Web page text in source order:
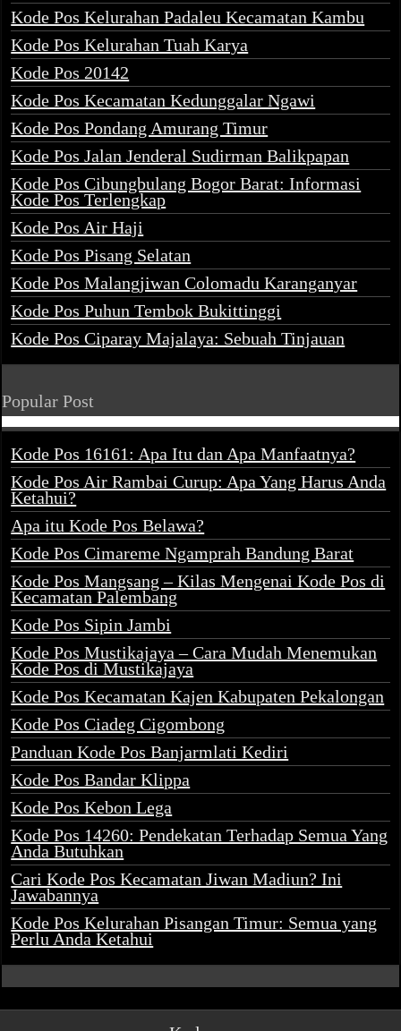
Kode Pos Kelurahan Padaleu Kecamatan Kambu
Kode Pos Kelurahan Tuah Karya
Kode Pos 20142
Kode Pos Kecamatan Kedunggalar Ngawi
Kode Pos Pondang Amurang Timur
Kode Pos Jalan Jenderal Sudirman Balikpapan
Kode Pos Cibungbulang Bogor Barat: Informasi
Kode Pos Terlengkap
Kode Pos Air Haji
Kode Pos Pisang Selatan
Kode Pos Malangjiwan Colomadu Karanganyar
Kode Pos Puhun Tembok Bukittinggi
Kode Pos Ciparay Majalaya: Sebuah Tinjauan
Popular Post
Kode Pos 16161: Apa Itu dan Apa Manfaatnya?
Kode Pos Air Rambai Curup: Apa Yang Harus Anda
Ketahui?
Apa itu Kode Pos Belawa?
Kode Pos Cimareme Ngamprah Bandung Barat
Kode Pos Mangsang – Kilas Mengenai Kode Pos di
Kecamatan Palembang
Kode Pos Sipin Jambi
Kode Pos Mustikajaya – Cara Mudah Menemukan
Kode Pos di Mustikajaya
Kode Pos Kecamatan Kajen Kabupaten Pekalongan
Kode Pos Ciadeg Cigombong
Panduan Kode Pos Banjarmlati Kediri
Kode Pos Bandar Klippa
Kode Pos Kebon Lega
Kode Pos 14260: Pendekatan Terhadap Semua Yang
Anda Butuhkan
Cari Kode Pos Kecamatan Jiwan Madiun? Ini
Jawabannya
Kode Pos Kelurahan Pisangan Timur: Semua yang
Perlu Anda Ketahui